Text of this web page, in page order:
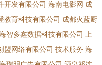
开发有限公司 海南电影网 成
教育科技有限公司 成都火蓝厨
智多鑫数据科技有限公司
上
盟网络有限公司 技术服务 海